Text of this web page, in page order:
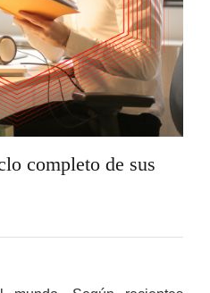
completo de sus